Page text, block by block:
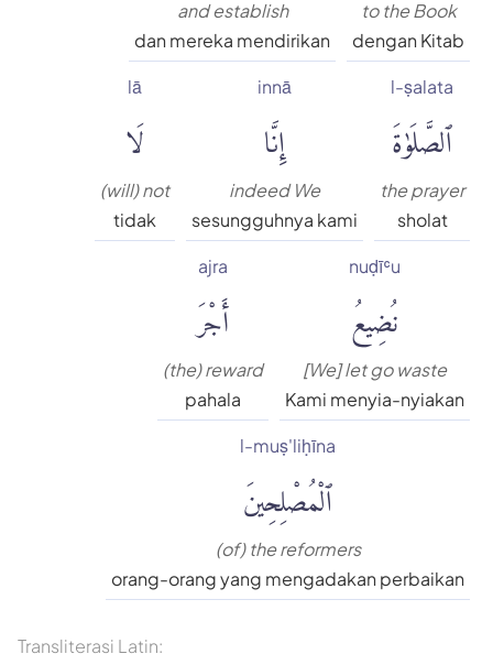
to the Book
dengan Kitab
and establish
dan mereka mendirikan
l-ṣalata
ٱلصَّلَوٰةَ
the prayer
sholat
innā
إِنَّا
indeed We
sesungguhnya kami
lā
لَا
(will) not
tidak
nuḍīʿu
نُضِيعُ
[We] let go waste
Kami menyia-nyiakan
ajra
أَجْرَ
(the) reward
pahala
l-muṣ'liḥīna
ٱلْمُصْلِحِينَ
(of) the reformers
orang-orang yang mengadakan perbaikan
Transliterasi Latin: